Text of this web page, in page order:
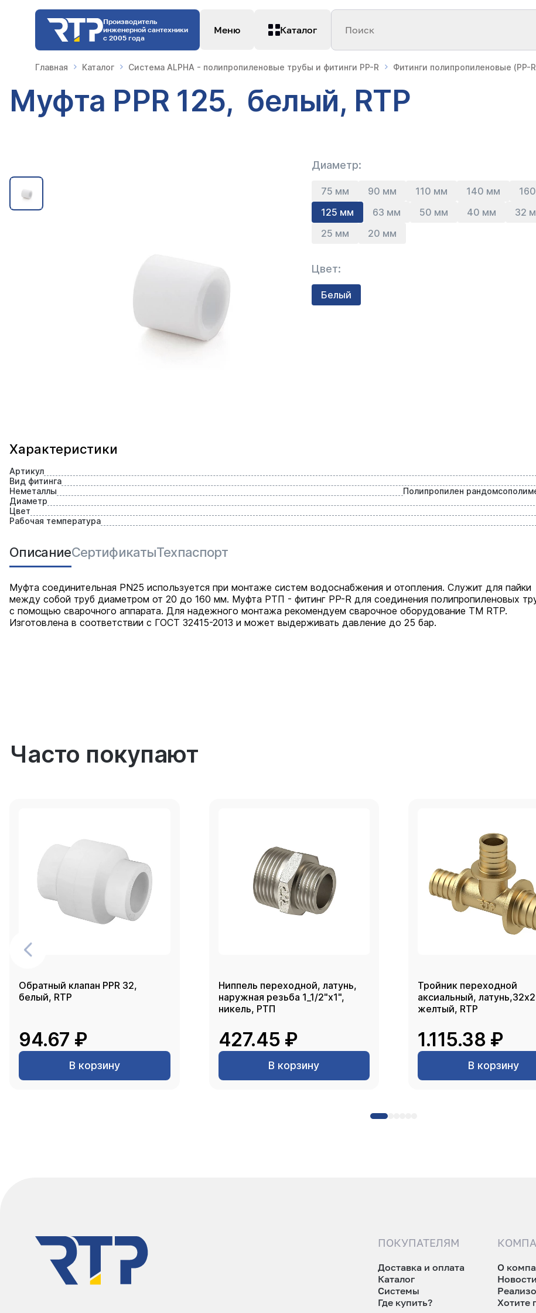
Производитель
инженерной сантехники
с 2005 года
Меню Каталог Поиск
Главная Каталог Система ALPHA - полипропиленовые трубы и фитинги PP-R Фитинги полипропиленовые (PP-
Муфта PPR 125, белый, RTP
Диаметр:
75 мм 90 мм 110 мм 140 мм
125 мм
63 мм 50 мм 40 мм
32
25 мм
20 мм
Цвет:
Белый
Характеристики
Артикул
Вид фитинга
Неметаллы
Полипропилен
Диаметр
Цвет
Рабочая температура
ОписаниеСертификатыТехпаспорт
Муфта соединительная PN25 используется при монтаже систем водоснабжения и отопления. Служит для пайки
между собой труб диаметром от 20 до 160 мм. Муфта РТП - фитинг PP-R для соединения полипропиленовых
с помощью сварочного аппарата. Для надежного монтажа рекомендуем сварочное оборудование ТМ RTP.
Изготовлена в соответствии с ГОСТ 32415-2013 и может выдерживать давление до 25 бар.
Часто покупают
Обратный клапан PPR 32,
белый, RTP
94.67 ₽
В корзину
Ниппель переходной, латунь,
наружная резьба 1_1/2"х1",
никель, РТП
427.45 ₽
В корзину
Тройник переходной
аксиальный,
желтый, RTP
1.115.38 ₽
В корзину
ПОКУПАТЕЛЯМ
Доставка и оплата
Каталог
Системы
Где купить?
О
Новости
Хотите